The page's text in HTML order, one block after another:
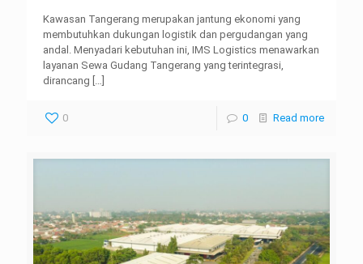
Kawasan Tangerang merupakan jantung ekonomi yang
membutuhkan dukungan logistik dan pergudangan yang
andal. Menyadari kebutuhan ini, IMS Logistics menawarkan
layanan Sewa Gudang Tangerang yang terintegrasi,
dirancang […]
0 0 Read more